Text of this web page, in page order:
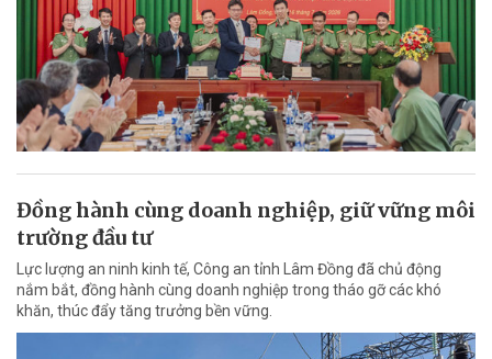
Đồng hành cùng doanh nghiệp, giữ vững môi
trường đầu tư
Lực lượng an ninh kinh tế, Công an tỉnh Lâm Đồng đã chủ động
nắm bắt, đồng hành cùng doanh nghiệp trong tháo gỡ các khó
khăn, thúc đẩy tăng trưởng bền vững.